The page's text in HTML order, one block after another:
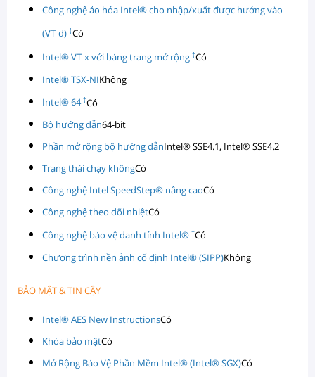
Công nghệ ảo hóa Intel® cho nhập/xuất được hướng vào
(VT-d) ‡Có
Intel® VT-x với bảng trang mở rộng ‡Có
Intel® TSX-NIKhông
Intel® 64‡Có
Bộ hướng dẫn64-bit
Phần mở rộng bộ hướng dẫnIntel® SSE4.1, Intel® SSE4.2
Trạng thái chạy khôngCó
Công nghệ Intel SpeedStep® nâng caoCó
Công nghệ theo dõi nhiệtCó
Công nghệ bảo vệ danh tính Intel® ‡Có
Chương trình nền ảnh cố định Intel® (SIPP)Không
BẢO MẬT & TIN CẬY
Intel® AES New InstructionsCó
Khóa bảo mậtCó
Mở Rộng Bảo Vệ Phần Mềm Intel® (Intel® SGX)Có